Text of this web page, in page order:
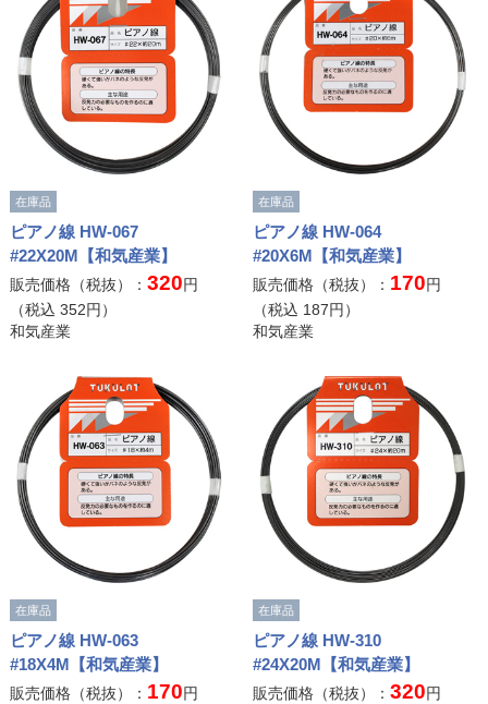
在庫品
ピアノ線 HW-067
#22X20M【和気産業】
販売価格（税抜）： 320円
（税込 352円）
和気産業
在庫品
ピアノ線 HW-064
#20X6M【和気産業】
販売価格（税抜）： 170円
（税込 187円）
和気産業
在庫品
ピアノ線 HW-063
#18X4M【和気産業】
販売価格（税抜）： 170円
在庫品
ピアノ線 HW-310
#24X20M【和気産業】
販売価格（税抜）：320円